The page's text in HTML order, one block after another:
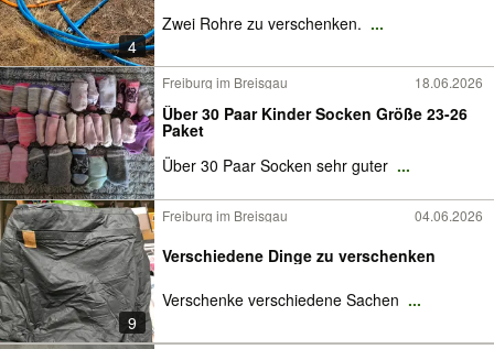
4
Zwei Rohre zu verschenken. ...
Freiburg im Breisgau 18.06.2026
Über 30 Paar Kinder Socken Größe 23-26
Paket
Über 30 Paar Socken sehr guter ...
9
Freiburg im Breisgau 04.06.2026
Verschiedene Dinge zu verschenken
Verschenke verschiedene Sachen ...